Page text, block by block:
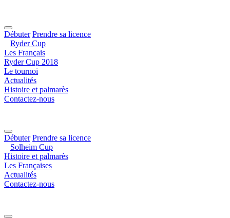
Débuter Prendre sa licence
Ryder Cup
Les Français
Ryder Cup 2018
Le tournoi
Actualités
Histoire et palmarès
Contactez-nous
Débuter Prendre sa licence
Solheim Cup
Histoire et palmarès
Les Françaises
Actualités
Contactez-nous